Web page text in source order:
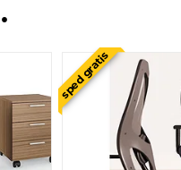
sped gratis